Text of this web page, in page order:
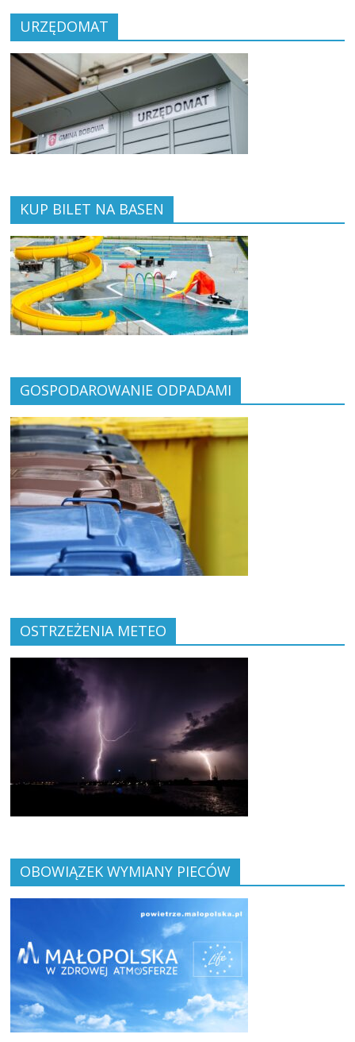
URZĘDOMAT
KUP BILET NA BASEN
GOSPODAROWANIE ODPADAMI
OSTRZEŻENIA METEO
OBOWIĄZEK WYMIANY PIECÓW